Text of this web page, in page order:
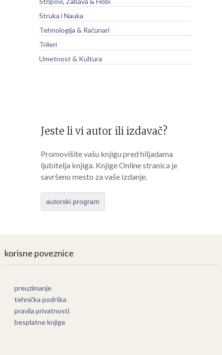
Struka i Nauka
Tehnologija & Računari
Trileri
Umetnost & Kultura
Jeste li vi autor ili izdavač?
Promovišite vašu knjigu pred hiljadama
ljubitelja knjiga. Knjige Online stranica je
savršeno mesto za vaše izdanje.
autorski program
korisne poveznice
preuzimanje
tehnička podrška
pravila privatnosti
besplatne knjige